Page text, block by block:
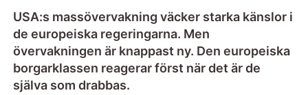
USA:s massövervakning väcker starka känslor i
de europeiska regeringarna. Men
övervakningen är knappast ny. Den europeiska
borgarklassen reagerar först när det är de
själva som drabbas.